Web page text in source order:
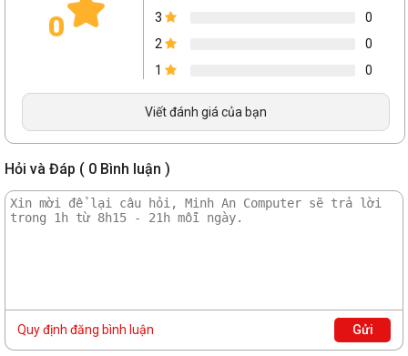
0
3
0
2
0
1
0
Viết đánh giá của bạn
Hỏi và Đáp ( 0 Bình luận )
Quy định đăng bình luận Gửi